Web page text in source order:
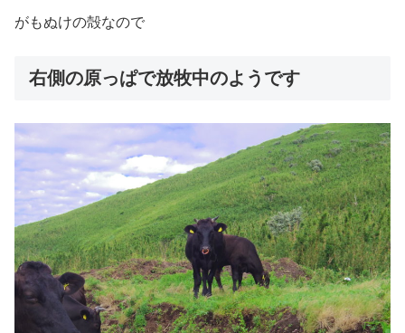
がもぬけの殻なので
右側の原っぱで放牧中のようです